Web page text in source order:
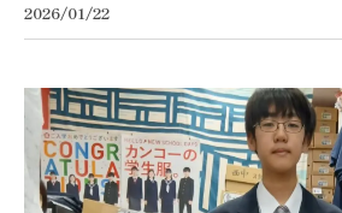
2026/01/22